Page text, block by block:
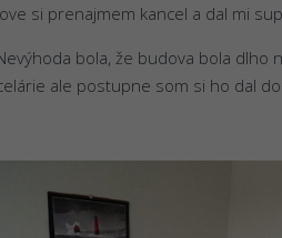
si prenajmem kancel a dal mi
bola, že budova bola
ale postupne som si ho dal